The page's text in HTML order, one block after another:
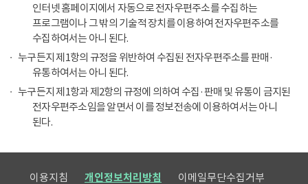
인터넷 홈페이지에서 자동으로 전자우편주소를 수집하는
프로그램이나 그 밖의 기술적 장치를 이용하여 전자우편주소를
수집하여서는 아니 된다.
누구든지 제1항의 규정을 위반하여 수집된 전자우편주소를 판매·
유통하여서는 아니 된다.
누구든지 제1항과 제2항의 규정에 의하여 수집·판매 및 유통이 금지된
전자우편주소임을 알면서 이를 정보전송에 이용하여서는 아니
된다.
이용지침 개인정보처리방침
이메일무단수집거부